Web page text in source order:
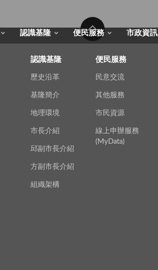
認識基隆 便民服務 市政資訊
認識基隆
歷史沿革
基隆簡介
地理環境
市長介紹
邱副市長介紹
方副市長介紹
組織架構
便民服務
民意交流
其他服務
市民資源
線上申辦服務
(MyData)